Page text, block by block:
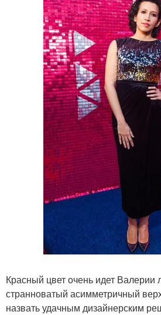
Красный цвет очень идет Валерии
странноватый асимметричный
назвать удачным дизайнерским